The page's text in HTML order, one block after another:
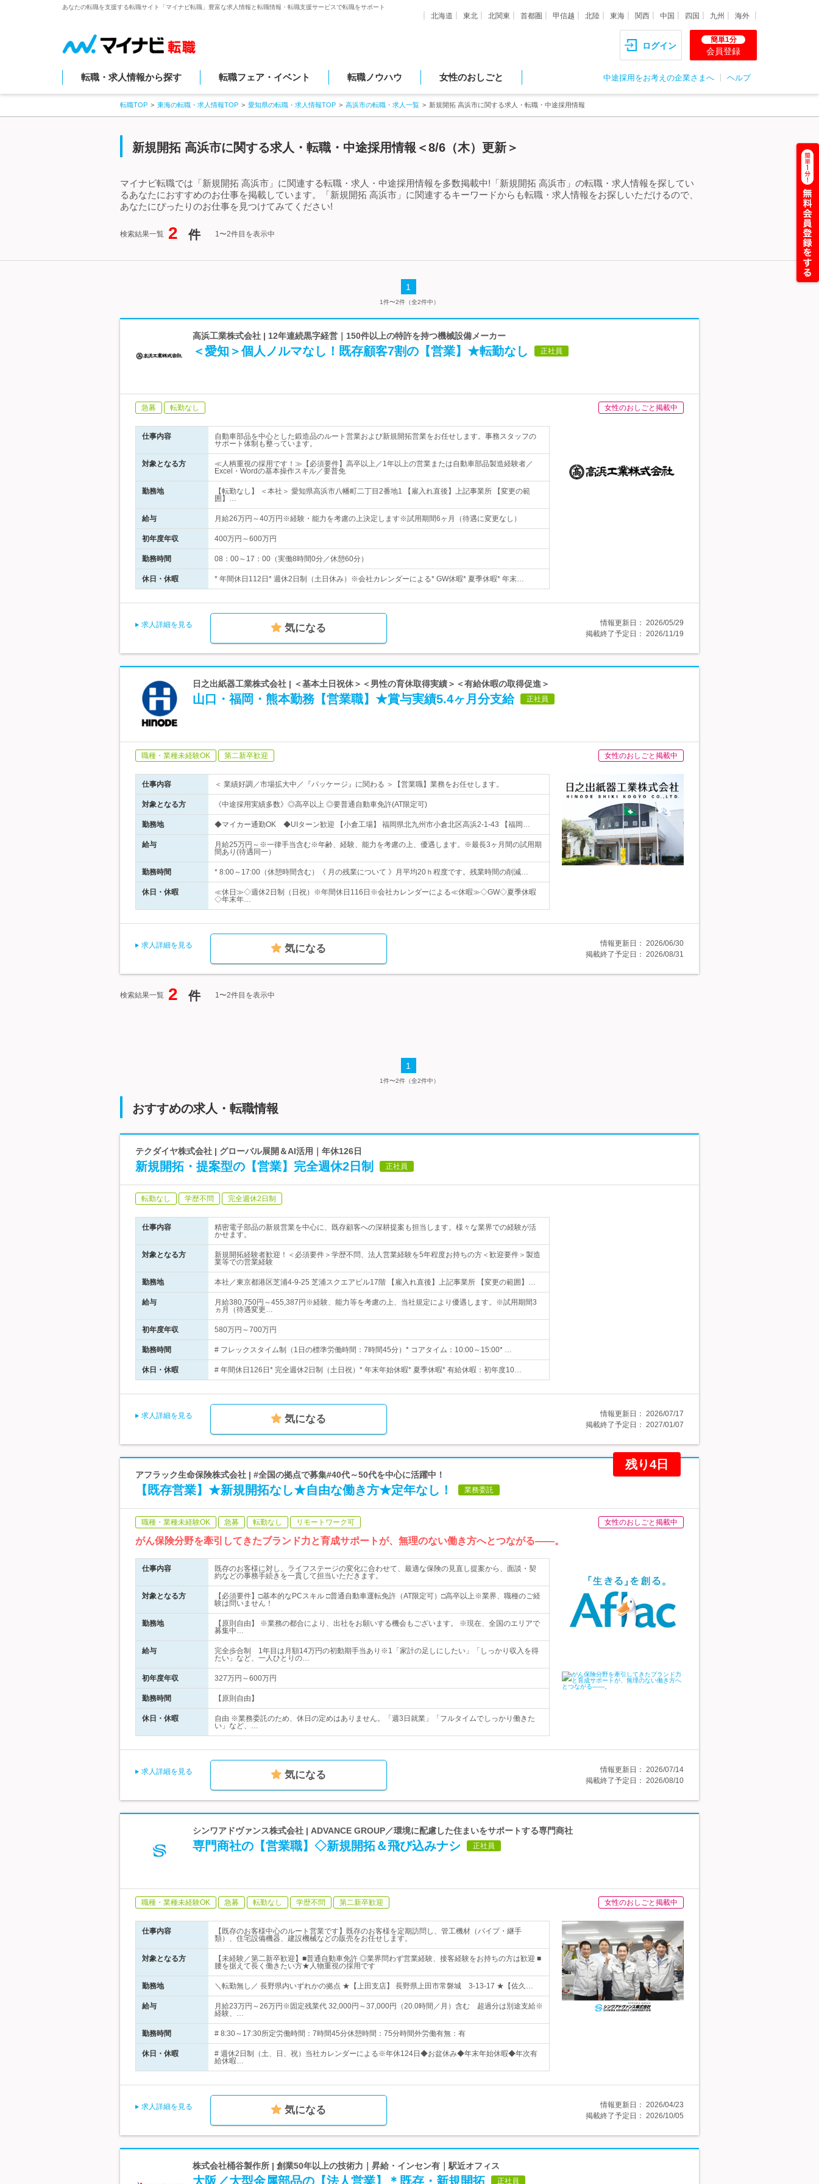
あなたの転職を支援する転職サイト「マイナビ転職」豊富な求人情報と転職情報・転職支援サービスで転職をサポート
北海道 東北 北関東 首都圏 甲信越 北陸 東海 関西 中国 四国 九州 海外
ログイン
簡単1分
会員登録
転職・求人情報から探す 転職フェア・イベント 転職ノウハウ 女性のおしごと 中途採用をお考えの企業さまへ ヘルプ
転職TOP 東海の転職・求人情報TOP 愛知県の転職・求人情報TOP 高浜市の転職・求人一覧 新規開拓 高浜市に関する求人・転職・中途採用情報
新規開拓 高浜市に関する求人・転職・中途採用情報＜8/6（木）更新＞
マイナビ転職では「新規開拓 高浜市」に関連する転職・求人・中途採用情報を多数掲載中!「新規開拓 高浜市」の転職・求人情報を探してい
るあなたにおすすめのお仕事を掲載しています。「新規開拓 高浜市」に関連するキーワードからも転職・求人情報をお探しいただけるので、
あなたにぴったりのお仕事を見つけてみてください!
検索結果一覧 2 件 1〜2件目を表示中
1
1件〜2件（全2件中）
高浜工業株式会社 | 12年連続黒字経営｜150件以上の特許を持つ機械設備メーカー
＜愛知＞個人ノルマなし！既存顧客7割の【営業】★転勤なし 正社員
急募 転勤なし 女性のおしごと掲載中
仕事内容
自動車部品を中心とした鍛造品のルート営業および新規開拓営業をお任せします。事務スタッフの
サポート体制も整っています。
対象となる方
≪人柄重視の採用です！≫【必須要件】高卒以上／1年以上の営業または自動車部品製造経験者／
Excel・Wordの基本操作スキル／要普免
勤務地
【転勤なし】 ＜本社＞ 愛知県高浜市八幡町二丁目2番地1 【雇入れ直後】上記事業所 【変更の範
囲】…
給与 月給26万円～40万円※経験・能力を考慮の上決定します※試用期間6ヶ月（待遇に変更なし）
初年度年収 400万円～600万円
勤務時間 08：00～17：00（実働8時間0分／休憩60分）
休日・休暇 * 年間休日112日* 週休2日制（土日休み）※会社カレンダーによる* GW休暇* 夏季休暇* 年末…
求人詳細を見る 気になる 情報更新日： 2026/05/29
掲載終了予定日： 2026/11/19
日之出紙器工業株式会社 | ＜基本土日祝休＞＜男性の育休取得実績＞＜有給休暇の取得促進＞
山口・福岡・熊本勤務【営業職】★賞与実績5.4ヶ月分支給 正社員
職種・業種未経験OK 第二新卒歓迎 女性のおしごと掲載中
仕事内容 ＜ 業績好調／市場拡大中／『パッケージ』に関わる ＞【営業職】業務をお任せします。
対象となる方 《中途採用実績多数》◎高卒以上 ◎要普通自動車免許(AT限定可)
勤務地 ◆マイカー通勤OK ◆UIターン歓迎 【小倉工場】 福岡県北九州市小倉北区高浜2-1-43 【福岡…
給与
月給25万円～※一律手当含む※年齢、経験、能力を考慮の上、優遇します。※最長3ヶ月間の試用期
間あり(待遇同一）
勤務時間 * 8:00～17:00（休憩時間含む）《 月の残業について 》月平均20ｈ程度です。残業時間の削減…
休日・休暇
≪休日≫◇週休2日制（日祝）※年間休日116日※会社カレンダーによる≪休暇≫◇GW◇夏季休暇
◇年末年…
求人詳細を見る 気になる 情報更新日： 2026/06/30
掲載終了予定日： 2026/08/31
検索結果一覧 2 件 1〜2件目を表示中
1
1件〜2件（全2件中）
おすすめの求人・転職情報
テクダイヤ株式会社 | グローバル展開＆AI活用｜年休126日
新規開拓・提案型の【営業】完全週休2日制 正社員
転勤なし 学歴不問 完全週休2日制
仕事内容
精密電子部品の新規営業を中心に、既存顧客への深耕提案も担当します。様々な業界での経験が活
かせます。
対象となる方
新規開拓経験者歓迎！＜必須要件＞学歴不問、法人営業経験を5年程度お持ちの方＜歓迎要件＞製造
業等での営業経験
勤務地 本社／東京都港区芝浦4-9-25 芝浦スクエアビル17階 【雇入れ直後】上記事業所 【変更の範囲】…
給与
月給380,750円～455,387円※経験、能力等を考慮の上、当社規定により優遇します。※試用期間3
ヵ月（待遇変更…
初年度年収 580万円～700万円
勤務時間 # フレックスタイム制（1日の標準労働時間：7時間45分）* コアタイム：10:00～15:00* …
休日・休暇 # 年間休日126日* 完全週休2日制（土日祝）* 年末年始休暇* 夏季休暇* 有給休暇：初年度10…
求人詳細を見る 気になる 情報更新日： 2026/07/17
掲載終了予定日： 2027/01/07
残り4日
アフラック生命保険株式会社 | #全国の拠点で募集#40代～50代を中心に活躍中！
【既存営業】★新規開拓なし★自由な働き方★定年なし！ 業務委託
職種・業種未経験OK 急募 転勤なし リモートワーク可 女性のおしごと掲載中
がん保険分野を牽引してきたブランド力と育成サポートが、無理のない働き方へとつながる――。
仕事内容
既存のお客様に対し、ライフステージの変化に合わせて、最適な保険の見直し提案から、面談・契
約などの事務手続きを一貫して担当いただきます。
対象となる方
【必須要件】□基本的なPCスキル □普通自動車運転免許（AT限定可）□高卒以上※業界、職種のご経
験は問いません！
勤務地
【原則自由】 ※業務の都合により、出社をお願いする機会もございます。 ※現在、全国のエリアで
募集中…
給与
完全歩合制 1年目は月額14万円の初動期手当あり※1「家計の足しにしたい」「しっかり収入を得
たい」など、一人ひとりの…
初年度年収 327万円～600万円
勤務時間 【原則自由】
休日・休暇
自由 ※業務委託のため、休日の定めはありません。「週3日就業」「フルタイムでしっかり働きた
い」など、…
求人詳細を見る 気になる 情報更新日： 2026/07/14
掲載終了予定日： 2026/08/10
シンワアドヴァンス株式会社 | ADVANCE GROUP／環境に配慮した住まいをサポートする専門商社
専門商社の【営業職】◇新規開拓＆飛び込みナシ 正社員
職種・業種未経験OK 急募 転勤なし 学歴不問 第二新卒歓迎 女性のおしごと掲載中
仕事内容
【既存のお客様中心のルート営業です】既存のお客様を定期訪問し、管工機材（パイプ・継手
類）、住宅設備機器、建設機械などの販売をお任せします。
対象となる方
【未経験／第二新卒歓迎】■普通自動車免許 ◎業界問わず営業経験、接客経験をお持ちの方は歓迎 ■
腰を据えて長く働きたい方★人物重視の採用です
勤務地 ＼転勤無し／ 長野県内いずれかの拠点 ★【上田支店】 長野県上田市常磐城 3-13-17 ★【佐久…
給与
月給23万円～26万円※固定残業代 32,000円～37,000円（20.0時間／月）含む 超過分は別途支給※
経験、…
勤務時間 # 8:30～17:30所定労働時間：7時間45分休憩時間：75分時間外労働有無：有
休日・休暇
# 週休2日制（土、日、祝）当社カレンダーによる※年休124日◆お盆休み◆年末年始休暇◆年次有
給休暇…
求人詳細を見る 気になる 情報更新日： 2026/04/23
掲載終了予定日： 2026/10/05
株式会社桶谷製作所 | 創業50年以上の技術力｜昇給・インセン有｜駅近オフィス
大阪／大型金属部品の【法人営業】＊既存・新規開拓 正社員